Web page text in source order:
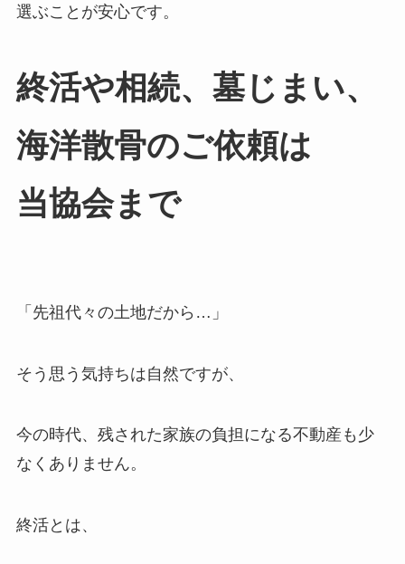
選ぶことが安心です。
終活や​相続、​墓じまい、​
海洋散骨の​ご依頼は​
当協会まで
「先祖代々の土地だから…」
そう思う気持ちは自然ですが、
今の時代、残された家族の負担になる不動産も少
なくありません。
終活とは、